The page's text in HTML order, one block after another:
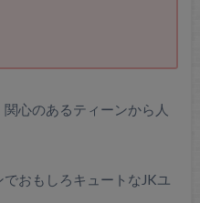
心のあるティーンから人
おもしろキュートなJKユ